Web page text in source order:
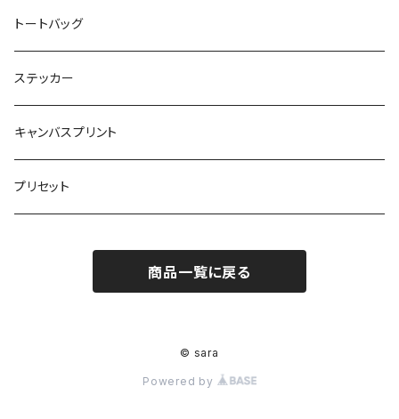
トートバッグ
ステッカー
キャンバスプリント
プリセット
商品一覧に戻る
© sara
Powered by